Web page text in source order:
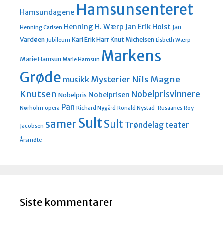
Hamsundagene Hamsunsenteret
Henning Carlsen Henning H. Wærp Jan Erik Holst Jan
Vardøen Jubileum Karl Erik HarrKnut Michelsen Lisbeth Wærp
Marie Hamsun Marie Hamsun Markens
Grøde musikk Mysterier Nils Magne
Knutsen Nobelpris Nobelprisen Nobelprisvinnere
Nørholm opera Pan Richard Nygård Ronald Nystad-Rusaanes Roy
Jacobsen samerSultSult Trøndelag teater
Årsmøte
Siste kommentarer